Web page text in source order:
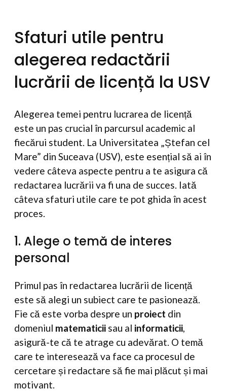
Sfaturi utile pentru
alegerea redactării
lucrării de licență la USV
Alegerea temei pentru lucrarea de licență
este un pas crucial în parcursul academic al
fiecărui student. La Universitatea „Ștefan cel
Mare” din Suceava (USV), este esențial să ai în
vedere câteva aspecte pentru a te asigura că
redactarea lucrării va fi una de succes. Iată
câteva sfaturi utile care te pot ghida în acest
proces.
1. Alege o temă de interes
personal
Primul pas în redactarea lucrării de licență
este să alegi un subiect care te pasionează.
Fie că este vorba despre un proiect din
domeniul matematicii sau al informaticii,
asigură-te că te atrage cu adevărat. O temă
care te interesează va face ca procesul de
cercetare și redactare să fie mai plăcut și mai
motivant.